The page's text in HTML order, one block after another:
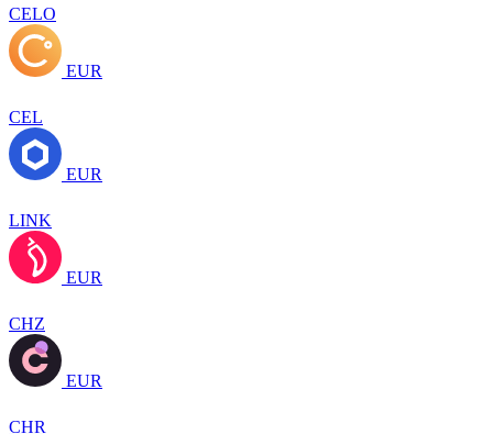
CELO
EUR
CEL
EUR
LINK
EUR
CHZ
EUR
CHR